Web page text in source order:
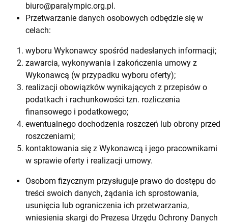
biuro@paralympic.org.pl.
Przetwarzanie danych osobowych odbędzie się w
celach:
wyboru Wykonawcy spośród nadesłanych informacji;
zawarcia, wykonywania i zakończenia umowy z
Wykonawcą (w przypadku wyboru oferty);
realizacji obowiązków wynikających z przepisów o
podatkach i rachunkowości tzn. rozliczenia
finansowego i podatkowego;
ewentualnego dochodzenia roszczeń lub obrony przed
roszczeniami;
kontaktowania się z Wykonawcą i jego pracownikami
w sprawie oferty i realizacji umowy.
Osobom fizycznym przysługuje prawo do dostępu do
treści swoich danych, żądania ich sprostowania,
usunięcia lub ograniczenia ich przetwarzania,
wniesienia skargi do Prezesa Urzędu Ochrony Danych